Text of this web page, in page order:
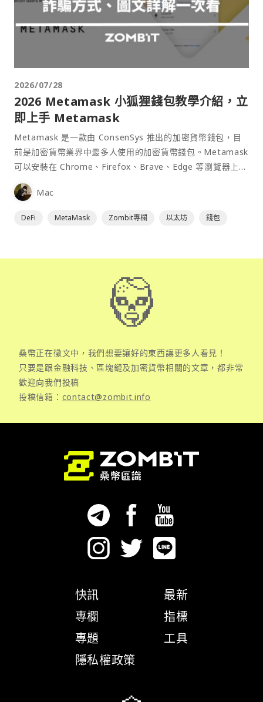
2026/07/28
2026 Metamask 小狐狸錢包教學介紹，立
即上手 Metamask
Metamask 是一款由 ConsenSys 推出的加密貨幣錢包，目
前是加密貨幣業界中最多人使用的加密貨幣錢包。Metamask
可以安裝在 Chrome、Firefox、Brave、Edge 等瀏覽器上作
為插件使用，具備許多功能且使用上非常方便。
Mac
DeFi MetaMask Zombit專欄 以太坊 錢包
桑幣正在徵文中，我們想要讓好的東西讓更多人看見！
只要是跟金融科技、區塊鏈及加密貨幣相關的文章，都非常
歡迎向我們投稿
投稿信箱： contact@zombit.info
快訊
專欄
專題
隱私權政策
最新
指標
工具